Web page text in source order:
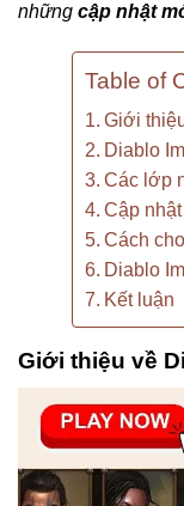
những cập nhật
Table of
Giới
Diablo
Các lớp
Cập
Cách
Diablo
Kết luận
Giới thiệu về